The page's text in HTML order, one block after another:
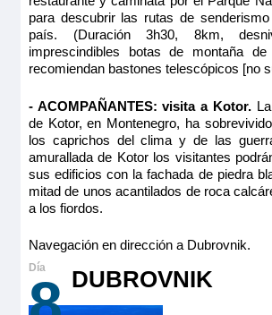
para descubrir las rutas de
país. (Duración 3h30, 8km,
imprescindibles botas de montaña
recomiendan bastones telescópicos [no
- ACOMPAÑANTES: visita a Kotor.
de Kotor, en Montenegro, ha
los caprichos del clima y de las
amurallada de Kotor los visitantes
sus edificios con la fachada de piedra
mitad de unos acantilados de roca
a los fiordos.
Navegación en dirección a Dubrovnik.
DUBROVNIK